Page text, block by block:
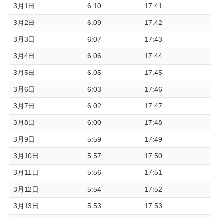
3月1日 6:10 17:41
3月2日 6:09 17:42
3月3日 6:07 17:43
3月4日 6:06 17:44
3月5日 6:05 17:45
3月6日 6:03 17:46
3月7日 6:02 17:47
3月8日 6:00 17:48
3月9日 5:59 17:49
3月10日 5:57 17:50
3月11日 5:56 17:51
3月12日 5:54 17:52
3月13日 5:53 17:53